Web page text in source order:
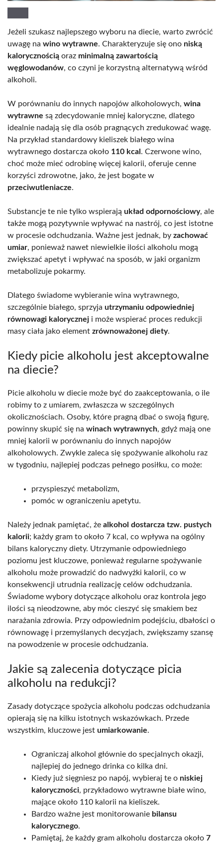
Jeżeli szukasz najlepszego wyboru na diecie, warto zwrócić
uwagę na wino wytrawne. Charakteryzuje się ono niską
kalorycznością oraz minimalną zawartością
węglowodanów, co czyni je korzystną alternatywą wśród
alkoholi.
W porównaniu do innych napojów alkoholowych, wina
wytrawne są zdecydowanie mniej kaloryczne, dlatego
idealnie nadają się dla osób pragnących zredukować wagę.
Na przykład standardowy kieliszek białego wina
wytrawnego dostarcza około 110 kcal . Czerwone wino,
choć może mieć odrobinę więcej kalorii, oferuje cenne
korzyści zdrowotne, jako, że jest bogate w
przeciwutleniacze.
Substancje te nie tylko wspierają układ odpornościowy, ale
także mogą pozytywnie wpływać na nastrój, co jest istotne
w procesie odchudzania. Ważne jest jednak, by zachować
umiar, ponieważ nawet niewielkie ilości alkoholu mogą
zwiększać apetyt i wpływać na sposób, w jaki organizm
metabolizuje pokarmy.
Dlatego świadome wybieranie wina wytrawnego,
szczególnie białego, sprzyja utrzymaniu odpowiedniej
równowagi kalorycznej i może wspierać proces redukcji
masy ciała jako element zrównoważonej diety.
Kiedy picie alkoholu jest akceptowalne
na diecie?
Picie alkoholu w diecie może być do zaakceptowania, o ile
robimy to z umiarem, zwłaszcza w szczególnych
okolicznościach. Osoby, które pragną dbać o swoją figurę,
powinny skupić się na winach wytrawnych, gdyż mają one
mniej kalorii w porównaniu do innych napojów
alkoholowych. Zwykle zaleca się spożywanie alkoholu raz
w tygodniu, najlepiej podczas pełnego posiłku, co może:
przyspieszyć metabolizm,
pomóc w ograniczeniu apetytu.
Należy jednak pamiętać, że alkohol dostarcza tzw. pustych
kalorii; każdy gram to około 7 kcal, co wpływa na ogólny
bilans kaloryczny diety. Utrzymanie odpowiedniego
poziomu jest kluczowe, ponieważ regularne spożywanie
alkoholu może prowadzić do nadwyżki kalorii, co w
konsekwencji utrudnia realizację celów odchudzania.
Świadome wybory dotyczące alkoholu oraz kontrola jego
ilości są nieodzowne, aby móc cieszyć się smakiem bez
narażania zdrowia. Przy odpowiednim podejściu, dbałości o
równowagę i przemyślanych decyzjach, zwiększamy szansę
na powodzenie w procesie odchudzania.
Jakie są zalecenia dotyczące picia
alkoholu na redukcji?
Zasady dotyczące spożycia alkoholu podczas odchudzania
opierają się na kilku istotnych wskazówkach. Przede
wszystkim, kluczowe jest umiarkowanie.
Ograniczaj alkohol głównie do specjalnych okazji,
najlepiej do jednego drinka co kilka dni.
Kiedy już sięgniesz po napój, wybieraj te o niskiej
kaloryczności, przykładowo wytrawne białe wino,
mające około 110 kalorii na kieliszek.
Bardzo ważne jest monitorowanie bilansu
kalorycznego.
Pamiętaj, że każdy gram alkoholu dostarcza około 7